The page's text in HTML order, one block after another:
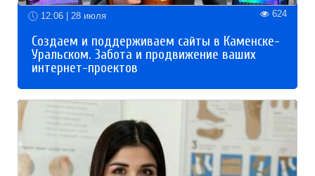
12:06 | 28 июля 624
Создаем и поддерживаем сайты в Каменске-
Уральском. Забота и продвижение ваших
интернет-проектов